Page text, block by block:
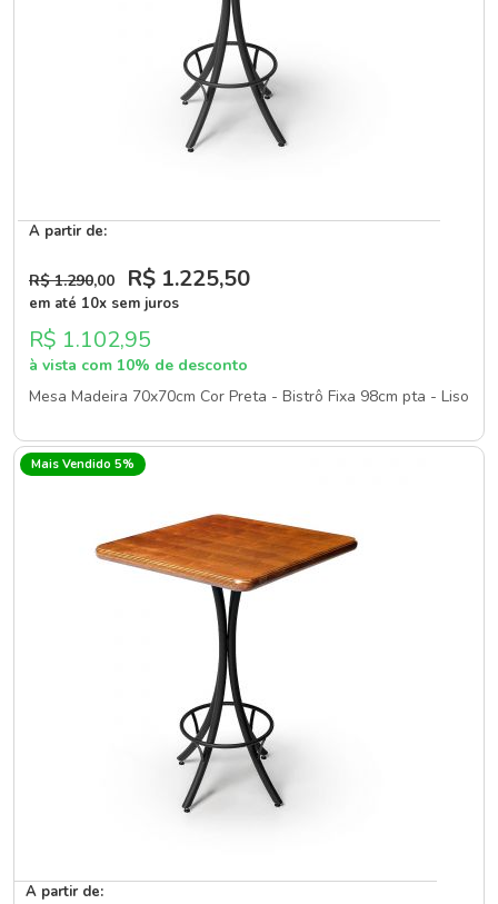
A partir de:
R$ 1.290,00 R$ 1.225,50
em até 10x sem juros
R$ 1.102,95
à vista com 10% de desconto
Mesa Madeira 70x70cm Cor Preta - Bistrô Fixa 98cm pta - Liso
Mais Vendido 5%
A partir de: